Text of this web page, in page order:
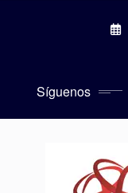
Síguenos